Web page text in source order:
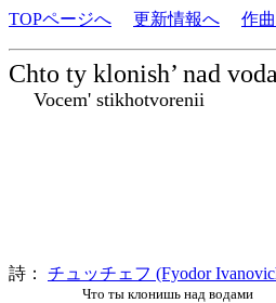
TOPページへ 更新情報へ 作
Chto ty klonish’ nad
Vocem' stikhotvorenii
詩： チュッチェフ (Fyodor
Что ты клонишь над водами